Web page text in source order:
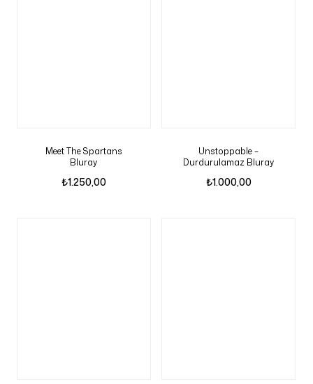
Meet The Spartans
Bluray
₺1.250,00
Unstoppable –
Durdurulamaz Bluray
₺1.000,00